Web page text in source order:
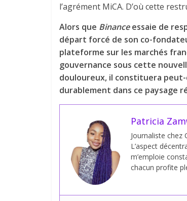
l’agrément MiCA. D’où cette
Alors que Binanceessaie de
départ forcé de son co-
plateforme sur les marchés
gouvernance sous cette
douloureux, il constituera
durablement dans ce paysage
Patricia
Journaliste chez
L’aspect
m’emploie
chacun profite